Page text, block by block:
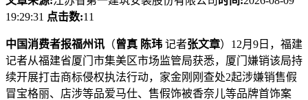
19:29:31 点击数:11
中国消费者报福州讯 （曾真 陈玮 记者张文章）12月9日，福建
记者从福建省厦门市集美区市场监管局获悉，厦门嫌销该局持
续开展打击商标侵权执法行动，家金刚刚查处2起涉嫌销售假
冒宝格丽、店涉等品爱马仕、售假饰被香奈儿等品牌首饰案